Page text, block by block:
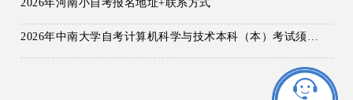
2026年河南小自考报名地址+联系方式